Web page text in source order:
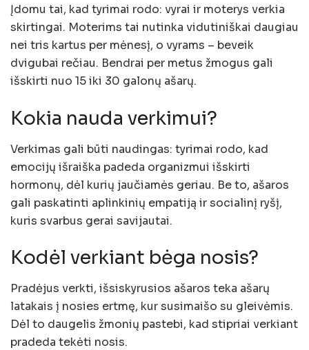
Įdomu tai, kad tyrimai rodo: vyrai ir moterys verkia
skirtingai. Moterims tai nutinka vidutiniškai daugiau
nei tris kartus per mėnesį, o vyrams – beveik
dvigubai rečiau. Bendrai per metus žmogus gali
išskirti nuo 15 iki 30 galonų ašarų.
Kokia nauda verkimui?
Verkimas gali būti naudingas: tyrimai rodo, kad
emocijų išraiška padeda organizmui išskirti
hormonų, dėl kurių jaučiamės geriau. Be to, ašaros
gali paskatinti aplinkinių empatiją ir socialinį ryšį,
kuris svarbus gerai savijautai.
Kodėl verkiant bėga nosis?
Pradėjus verkti, išsiskyrusios ašaros teka ašarų
latakais į nosies ertmę, kur susimaišo su gleivėmis.
Dėl to daugelis žmonių pastebi, kad stipriai verkiant
pradeda tekėti nosis.